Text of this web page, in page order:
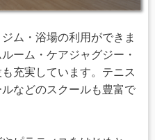
ム・浴場の利用ができま
ーム・ケアジャグジー・
充実しています。テニス
などのスクールも豊富で